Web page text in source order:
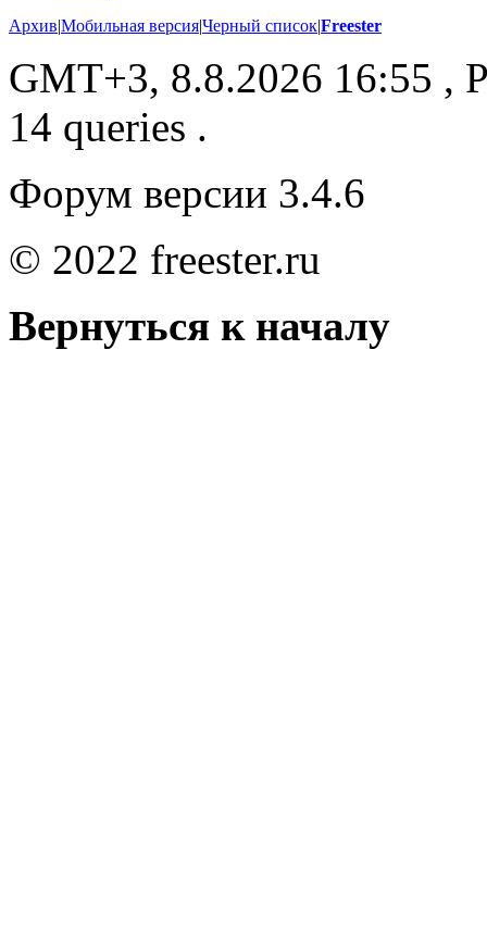
Архив|Мобильная версия|Черный список|Freester
GMT+3, 8.8.2026 16:55 ,
14 queries .
Форум версии 3.4.6
© 2022 freester.ru
Вернуться к началу